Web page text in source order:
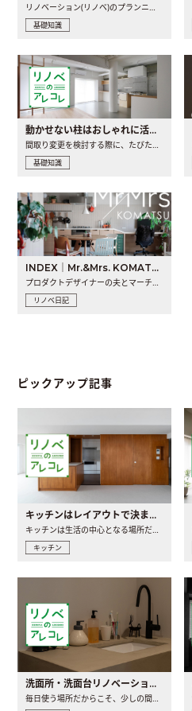
リノベーション(リノベ)のプランニングで一番最初に決めるのは..
基礎知識
動かせない柱はおしゃれに活用！柱を魅せるリノベーション(リノベ)4選
間取り変更を検討する際に、たびたび皆さんの頭を悩ませる動か..
基礎知識
INDEX｜Mr.&Mrs. KOMATSU renovation diary
プロダクトデザイナーの夫とマーチャンダイザーの妻が、夫婦で..
リノベ日記
ピックアップ記事
キッチンはレイアウトで決まる。後悔しないための考え方と選び方
キッチンは生活の中心となる場所だからこそ、家の中のどこに置..
キッチン
洗面所・洗面台リノベーションの事例と間取りアイデア
毎日使う場所だからこそ、少しの間取りの工夫や素材の選び方で..